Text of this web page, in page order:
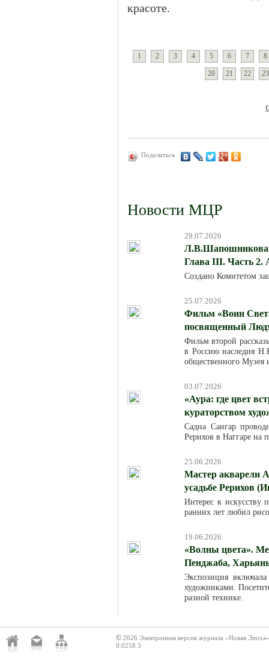
красоте.
1 2 3 4 5 6 7 8
20 21 22 23
Поделиться
Новости МЦР
29.07.2026
Л.В.Шапошникова.
Глава III. Часть 2.
Создано Комитетом
25.07.2026
Фильм «Воин
посвященный
Фильм второй
в Россию наследия
общественного
03.07.2026
«Аура: где цвет
кураторством
Садна Сангар
Рерихов в Наггаре на
25.06.2026
Мастер акварели
усадьбе Рерихов
Интерес к искусству
ранних лет любил
19.06.2026
«Волны цвета».
Пенджаба,
Экспозиция
художниками.
разной технике.
© 2026 Электронная версия журнала «Новая Эпоха»
0.0258 3